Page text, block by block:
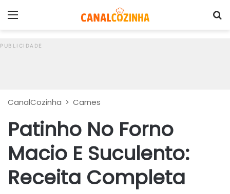
CanalCozinha > Carnes
Patinho No Forno
Macio E Suculento:
Receita Completa